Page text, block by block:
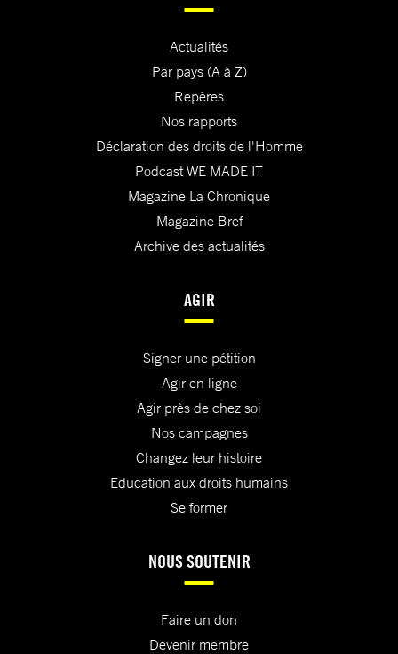
Actualités
Par pays (A à Z)
Repères
Nos rapports
Déclaration des droits de l'Homme
Podcast WE MADE IT
Magazine La Chronique
Magazine Bref
Archive des actualités
AGIR
Signer une pétition
Agir en ligne
Agir près de chez soi
Nos campagnes
Changez leur histoire
Education aux droits humains
Se former
NOUS SOUTENIR
Faire un don
Devenir membre